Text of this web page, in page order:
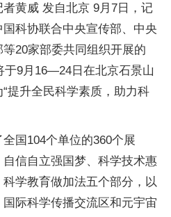
黄威 发自北京 9月7日，记
科协联合中央宣传部、中央
20家部委共同组织开展的
于9月16—24日在北京石景山
提升全民科学素质，助力科
国104个单位的360个展
信自立强国梦、科学技术惠
学教育做加法五个部分，以
际科学传播交流区和元宇宙